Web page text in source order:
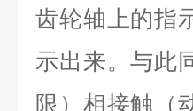
齿轮轴上的指
示出来。与此
限）相接触（